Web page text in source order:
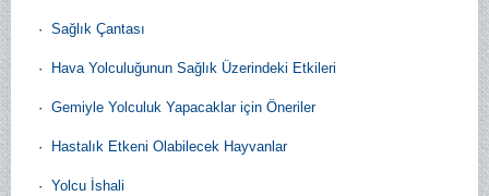
· Sağlık Çantası
· Hava Yolculuğunun Sağlık Üzerindeki Etkileri
· Gemiyle Yolculuk Yapacaklar için Öneriler
· Hastalık Etkeni Olabilecek Hayvanlar
· Yolcu İshali